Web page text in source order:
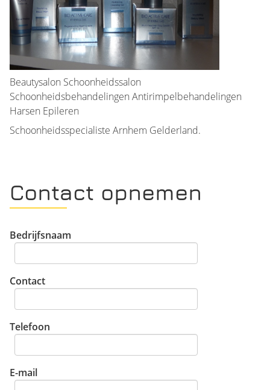
Beautysalon Schoonheidssalon
Schoonheidsbehandelingen Antirimpelbehandelingen
Harsen Epileren
Schoonheidsspecialiste Arnhem Gelderland.
Contact opnemen
Bedrijfsnaam
Contact
Telefoon
E-mail